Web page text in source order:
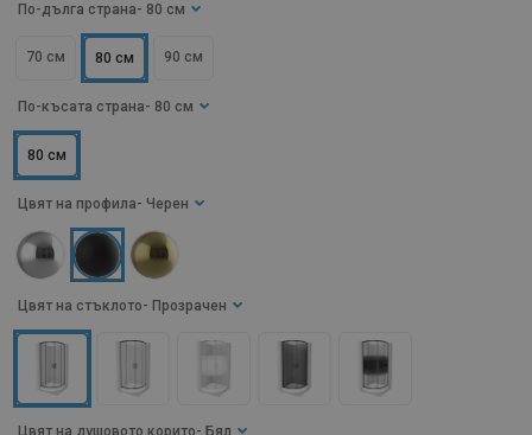
По-дълга страна - 80 см
70 см 80 см 90 см
По-късата страна - 80 см
80 см
Цвят на стъклото - Прозрачен
Цвят на профила - Черен
Цвят на душовото корито - Бял